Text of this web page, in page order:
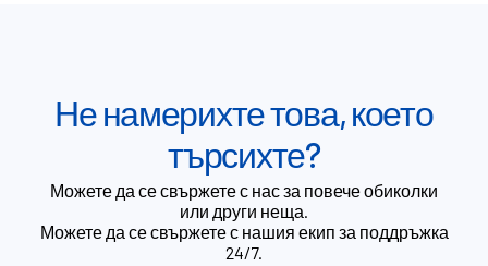
Не намерихте това, което
търсихте?
Можете да се свържете с нас за повече обиколки
или други неща.
Можете да се свържете с нашия екип за поддръжка
24/7.